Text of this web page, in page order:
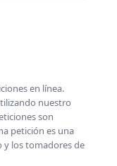
en línea.
nuestro
son
petición es una
y los tomadores de